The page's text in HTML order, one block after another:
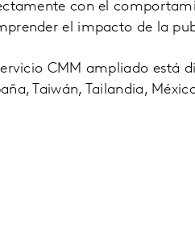
con el
el impacto de la
CMM ampliado está
Taiwán, Tailandia,